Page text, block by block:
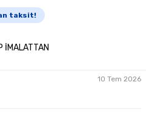
taksit!
İMALATTAN
10 Tem 2026